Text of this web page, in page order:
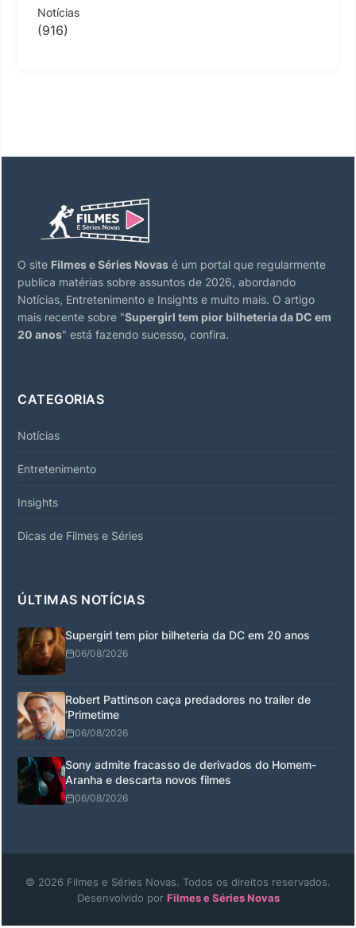
Notícias
(916)
O site Filmes e Séries Novas é um portal que regularmente
publica matérias sobre assuntos de 2026, abordando
Notícias, Entretenimento e Insights e muito mais. O artigo
mais recente sobre "Supergirl tem pior bilheteria da DC em
20 anos" está fazendo sucesso, confira.
CATEGORIAS
Notícias
Entretenimento
Insights
Dicas de Filmes e Séries
ÚLTIMAS NOTÍCIAS
Supergirl tem pior bilheteria da DC em 20 anos
06/08/2026
Robert Pattinson caça predadores no trailer de
‘Primetime
06/08/2026
Sony admite fracasso de derivados do Homem-
Aranha e descarta novos filmes
06/08/2026
© 2026 Filmes e Séries Novas. Todos os direitos reservados.
Desenvolvido por Filmes e Séries Novas